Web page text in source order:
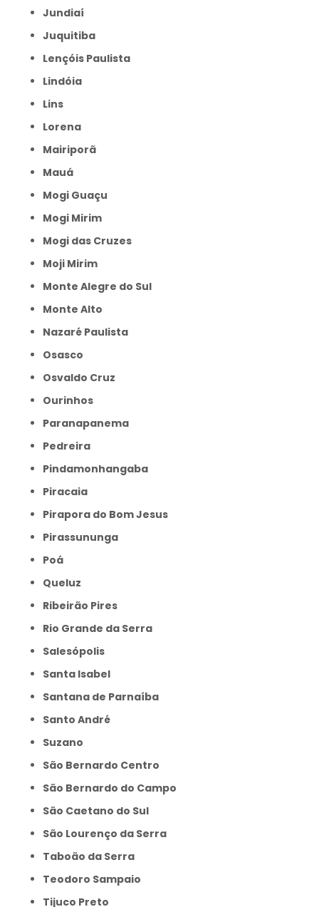
Jundiaí
Juquitiba
Lençóis Paulista
Lindóia
Lins
Lorena
Mairiporã
Mauá
Mogi Guaçu
Mogi Mirim
Mogi das Cruzes
Moji Mirim
Monte Alegre do Sul
Monte Alto
Nazaré Paulista
Osasco
Osvaldo Cruz
Ourinhos
Paranapanema
Pedreira
Pindamonhangaba
Piracaia
Pirapora do Bom Jesus
Pirassununga
Poá
Queluz
Ribeirão Pires
Rio Grande da Serra
Salesópolis
Santa Isabel
Santana de Parnaíba
Santo André
Suzano
São Bernardo Centro
São Bernardo do Campo
São Caetano do Sul
São Lourenço da Serra
Taboão da Serra
Teodoro Sampaio
Tijuco Preto